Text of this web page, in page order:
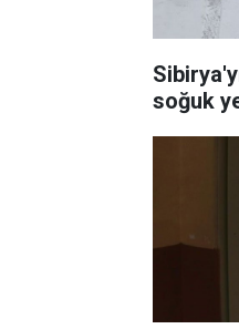
soğuk